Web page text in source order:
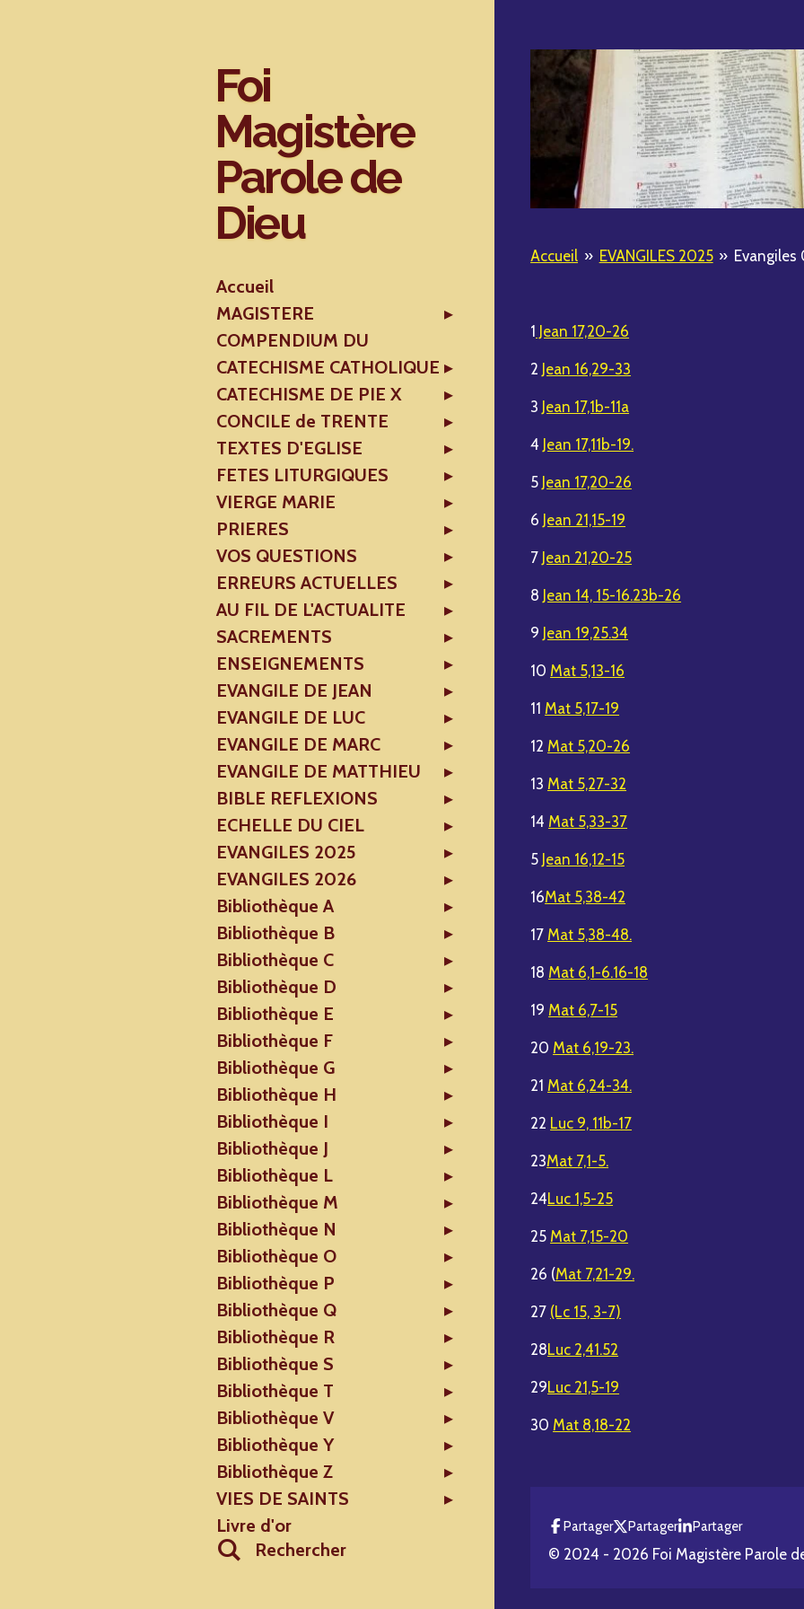
Accueil » EVANGILES 2025 »
1 Jean 17,20-26
2 Jean 16,29-33
3 Jean 17,1b-11a
4 Jean 17,11b-19.
5 Jean 17,20-26
6 Jean 21,15-19
7 Jean 21,20-25
8 Jean 14, 15-16.23b-26
9 Jean 19,25.34
10Mat 5,13-16
11Mat 5,17-19
12Mat 5,20-26
13Mat 5,27-32
14Mat 5,33-37
5 Jean 16,12-15
16Mat 5,38-42
17Mat 5,38-48.
18Mat 6,1-6.16-18
19Mat 6,7-15
20Mat 6,19-23.
21Mat 6,24-34.
22 Luc 9, 11b-17
23Mat 7,1-5.
24Luc 1,5-25
25Mat 7,15-20
26 (Mat 7,21-29.
27 (Lc 15, 3-7)
28Luc 2,41.52
29Luc 21,5-19
30Mat 8,18-22
Partager Partager Partager
© 2024 - 2026 Foi Magistère Parole
Foi
Magistère
Parole de
Dieu
Accueil
MAGISTERE
COMPENDIUM DU
CATECHISME CATHOLIQUE
CATECHISME DE PIE X
CONCILE de TRENTE
TEXTES D'EGLISE
FETES LITURGIQUES
VIERGE MARIE
PRIERES
VOS QUESTIONS
ERREURS ACTUELLES
AU FIL DE L'ACTUALITE
SACREMENTS
ENSEIGNEMENTS
EVANGILE DE JEAN
EVANGILE DE LUC
EVANGILE DE MARC
EVANGILE DE MATTHIEU
BIBLE REFLEXIONS
ECHELLE DU CIEL
EVANGILES 2025
EVANGILES 2026
Bibliothèque A
Bibliothèque B
Bibliothèque C
Bibliothèque D
Bibliothèque E
Bibliothèque F
Bibliothèque G
Bibliothèque H
Bibliothèque I
Bibliothèque J
Bibliothèque L
Bibliothèque M
Bibliothèque N
Bibliothèque O
Bibliothèque P
Bibliothèque Q
Bibliothèque R
Bibliothèque S
Bibliothèque T
Bibliothèque V
Bibliothèque Y
Bibliothèque Z
VIES DE SAINTS
Livre d'or
Rechercher